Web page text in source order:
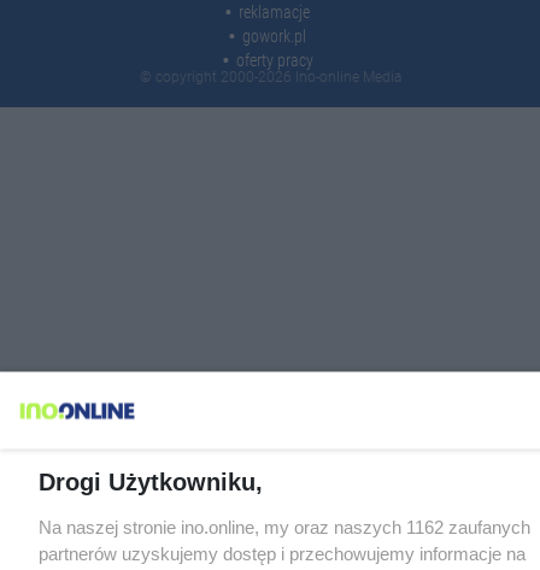
reklamacje
gowork.pl
oferty pracy
© copyright 2000-2026 Ino-online Media
Drogi Użytkowniku,
Na naszej stronie ino.online, my oraz naszych 1162 zaufanych
partnerów uzyskujemy dostęp i przechowujemy informacje na